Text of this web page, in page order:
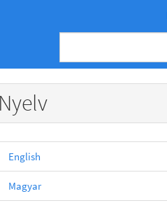
Nyelv
English
Magyar